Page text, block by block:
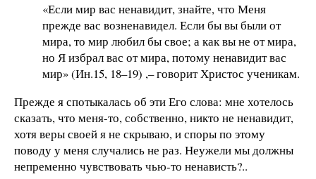
«Если мир вас ненавидит, знайте, что Меня
прежде вас возненавидел. Если бы вы были от
мира, то мир любил бы свое; а как вы не от мира,
но Я избрал вас от мира, потому ненавидит вас
мир» (Ин.15, 18–19) ,– говорит Христос ученикам.
Прежде я спотыкалась об эти Его слова: мне хотелось
сказать, что меня-то, собственно, никто не ненавидит,
хотя веры своей я не скрываю, и споры по этому
поводу у меня случались не раз. Неужели мы должны
непременно чувствовать чью-то ненависть?..